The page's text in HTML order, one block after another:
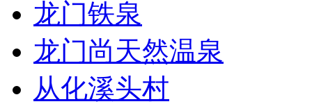
龙门铁泉
龙门尚天然温泉
从化溪头村